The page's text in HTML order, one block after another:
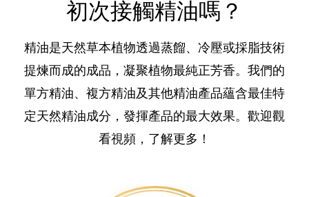
初次接觸精油嗎？
精油是天然草本植物透過蒸餾、冷壓或採脂技術
提煉而成的成品，凝聚植物最純正芳香。我們的
單方精油、複方精油及其他精油產品蘊含最佳特
定天然精油成分，發揮產品的最大效果。歡迎觀
看視頻，了解更多！